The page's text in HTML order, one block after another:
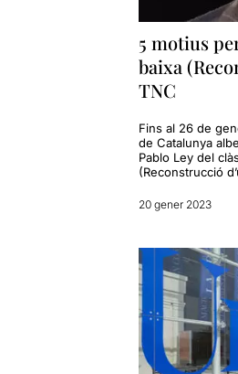
5 motius
baixa
TNC
Fins al 26 de
de Catalunya
Pablo Ley del
(Reconstrucció
20 gener 2023